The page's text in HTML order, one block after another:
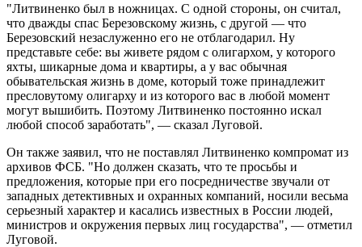
"Литвиненко был в ножницах. С одной стороны, он считал,
что дважды спас Березовскому жизнь, с другой — что
Березовский незаслуженно его не отблагодарил. Ну
представьте себе: вы живете рядом с олигархом, у которого
яхты, шикарные дома и квартиры, а у вас обычная
обывательская жизнь в доме, который тоже принадлежит
пресловутому олигарху и из которого вас в любой момент
могут вышибить. Поэтому Литвиненко постоянно искал
любой способ заработать", — сказал Луговой.
Он также заявил, что не поставлял Литвиненко компромат из
архивов ФСБ. "Но должен сказать, что те просьбы и
предложения, которые при его посредничестве звучали от
западных детективных и охранных компаний, носили весьма
серьезный характер и касались известных в России людей,
министров и окружения первых лиц государства", — отметил
Луговой.